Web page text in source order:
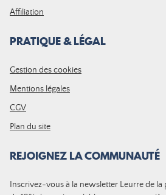
Affiliation
PRATIQUE & LÉGAL
Gestion des cookies
Mentions légales
CGV
Plan du site
REJOIGNEZ LA COMMUNAUTÉ
Inscrivez-vous à la newsletter Leurre de